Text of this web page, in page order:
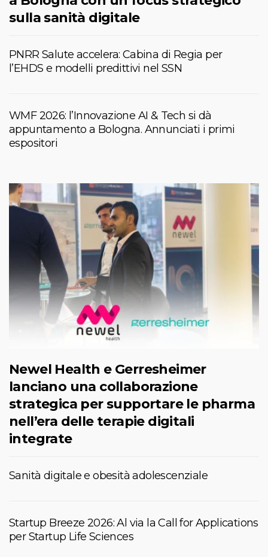
sulla sanità digitale
PNRR Salute accelera: Cabina di Regia per
l’EHDS e modelli predittivi nel SSN
WMF 2026: l’Innovazione AI & Tech si dà
appuntamento a Bologna. Annunciati i primi
espositori
Newel Health e Gerresheimer
lanciano una collaborazione
strategica per supportare le pharma
nell’era delle terapie digitali
integrate
Sanità digitale e obesità adolescenziale
Startup Breeze 2026: Al via la Call for Applications
per Startup Life Sciences